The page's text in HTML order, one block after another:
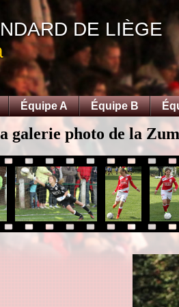
DE LIÈGE
Équipe A Équipe B
galerie photo de la